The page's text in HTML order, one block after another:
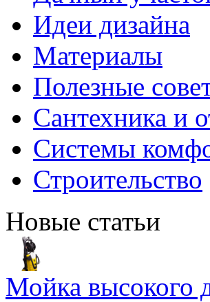
Идеи дизайна
Материалы
Полезные
Сантехника и
Системы
Строительство
Новые статьи
Мойка высокого